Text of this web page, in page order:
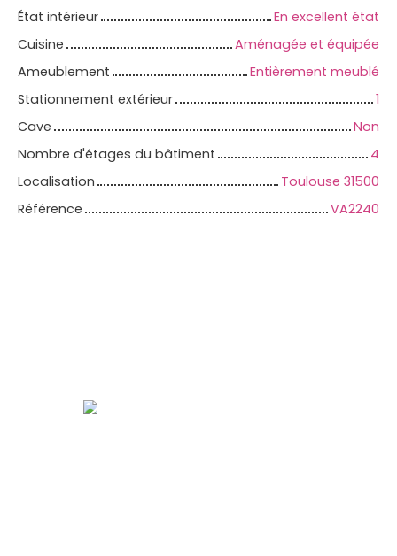
État intérieur
En excellent état
Cuisine
Aménagée et équipée
Ameublement
Entièrement meublé
Stationnement extérieur
1
Cave
Non
Nombre d'étages du bâtiment
4
Localisation
Toulouse 31500
Référence
VA2240